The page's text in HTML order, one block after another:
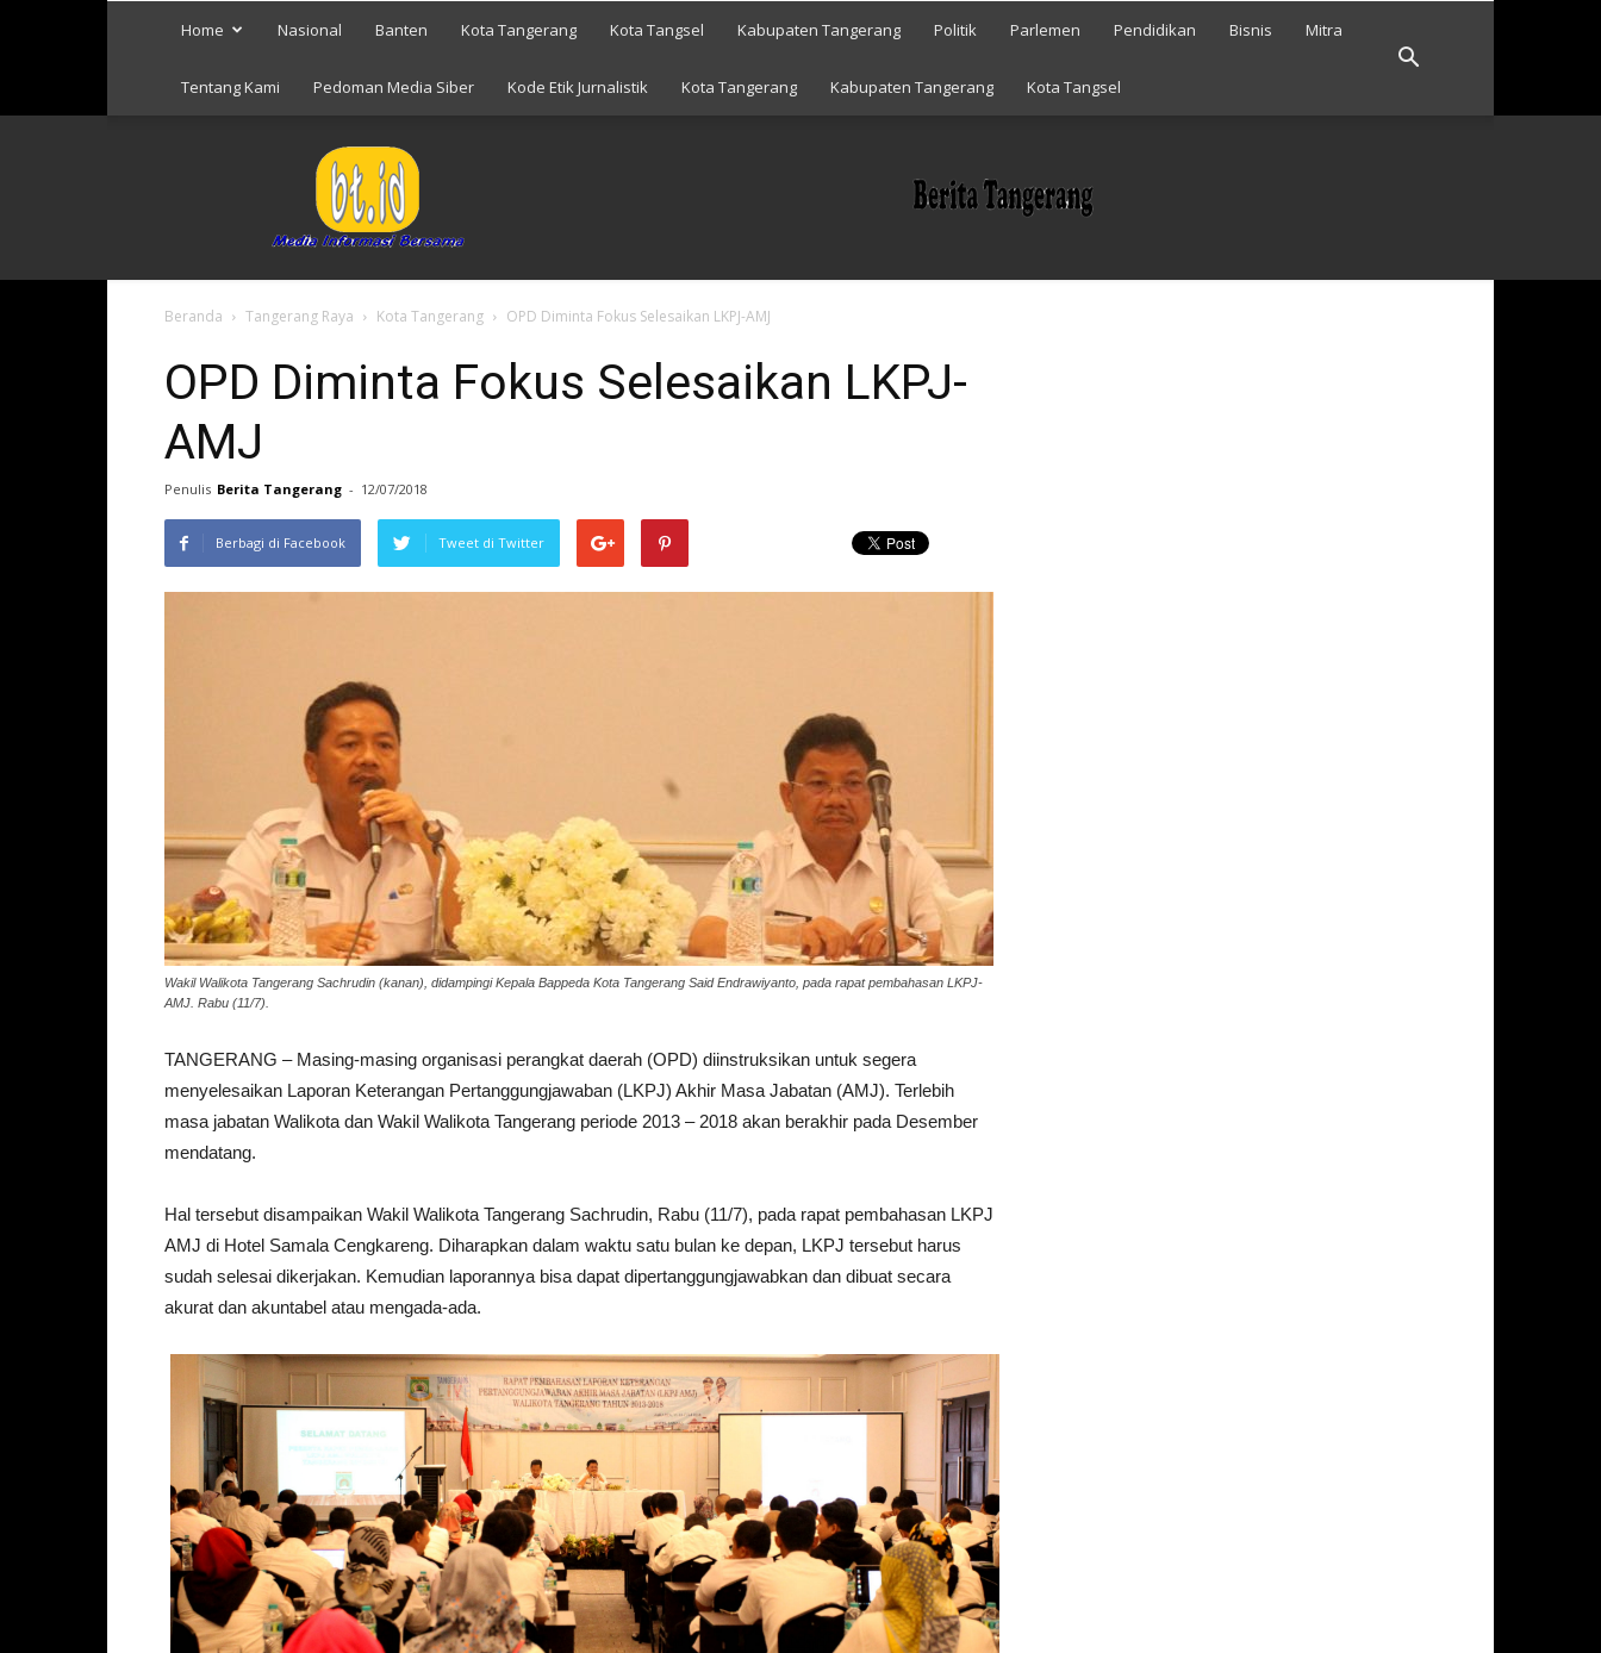
Home Nasional Banten Kota Tangerang Kota Tangsel Kabupaten Tangerang Politik Parlemen Pendidikan Bisnis Mitra
Tentang Kami Pedoman Media Siber Kode Etik Jurnalistik Kota Tangerang Kabupaten Tangerang Kota Tangsel
Beranda Tangerang Raya Kota Tangerang OPD Diminta Fokus Selesaikan LKPJ-AMJ
OPD Diminta Fokus Selesaikan LKPJ-
AMJ
Penulis Berita Tangerang - 12/07/2018
Berbagi di Facebook Tweet di Twitter
Wakil Walikota Tangerang Sachrudin (kanan), didampingi Kepala Bappeda Kota Tangerang Said Endrawiyanto, pada rapat pembahasan LKPJ-
AMJ. Rabu (11/7).
TANGERANG – Masing-masing organisasi perangkat daerah (OPD) diinstruksikan untuk segera
menyelesaikan Laporan Keterangan Pertanggungjawaban (LKPJ) Akhir Masa Jabatan (AMJ). Terlebih
masa jabatan Walikota dan Wakil Walikota Tangerang periode 2013 – 2018 akan berakhir pada Desember
mendatang.
Hal tersebut disampaikan Wakil Walikota Tangerang Sachrudin, Rabu (11/7), pada rapat pembahasan LKPJ
AMJ di Hotel Samala Cengkareng. Diharapkan dalam waktu satu bulan ke depan, LKPJ tersebut harus
sudah selesai dikerjakan. Kemudian laporannya bisa dapat dipertanggungjawabkan dan dibuat secara
akurat dan akuntabel atau mengada-ada.